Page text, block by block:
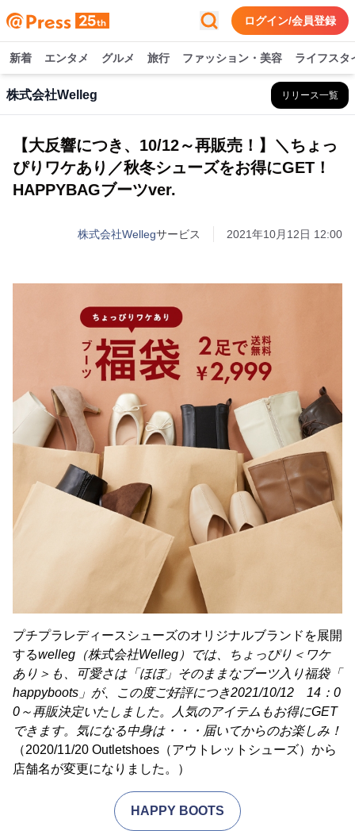
ログイン/会員登録
新着 エンタメ グルメ 旅行 ファッション・美容 ライフスタ
株式会社Welleg リリース一覧
【大反響につき、10/12～再販売！】＼ちょっ
ぴりワケあり／秋冬シューズをお得にGET！
HAPPYBAGブーツver.
株式会社Wellegサービス 2021年10月12日 12:00
プチプラレディースシューズのオリジナルブランドを展開
するwelleg（株式会社Welleg）では、ちょっぴり＜ワケ
あり＞も、可愛さは「ほぼ」そのままなブーツ入り福袋「
happyboots」が、この度ご好評につき2021/10/12 14：0
0～再販決定いたしました。人気のアイテムもお得にGET
できます。気になる中身は・・・届いてからのお楽しみ！
（2020/11/20 Outletshoes（アウトレットシューズ）から
店舗名が変更になりました。）
HAPPY BOOTS